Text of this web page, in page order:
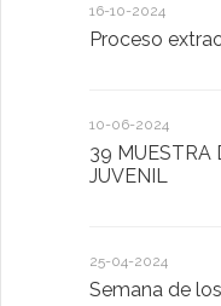
16-10-2024
Proceso
10-06-2024
39 MUESTRA
JUVENIL
25-04-2024
Semana de